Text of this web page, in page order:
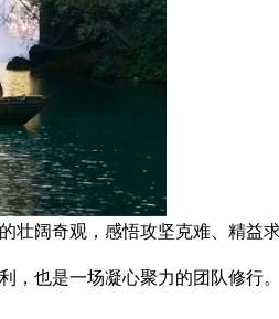
阔奇观，感悟攻坚克难、精
，也是一场凝心聚力的团队修行。